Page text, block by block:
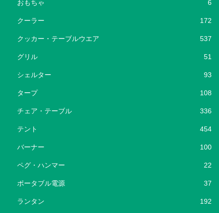
おもちゃ 6
クーラー 172
クッカー・テーブルウエア 537
グリル 51
シェルター 93
タープ 108
チェア・テーブル 336
テント 454
バーナー 100
ペグ・ハンマー 22
ポータブル電源 37
ランタン 192